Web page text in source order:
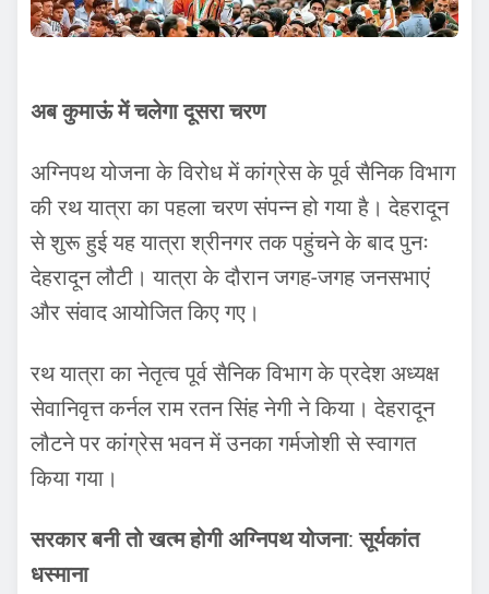
अब कुमाऊं में चलेगा दूसरा चरण
अग्निपथ योजना के विरोध में कांग्रेस के पूर्व सैनिक विभाग
की रथ यात्रा का पहला चरण संपन्न हो गया है। देहरादून
से शुरू हुई यह यात्रा श्रीनगर तक पहुंचने के बाद पुनः
देहरादून लौटी। यात्रा के दौरान जगह-जगह जनसभाएं
और संवाद आयोजित किए गए।
रथ यात्रा का नेतृत्व पूर्व सैनिक विभाग के प्रदेश अध्यक्ष
सेवानिवृत्त कर्नल राम रतन सिंह नेगी ने किया। देहरादून
लौटने पर कांग्रेस भवन में उनका गर्मजोशी से स्वागत
किया गया।
सरकार बनी तो खत्म होगी अग्निपथ योजना:सूर्यकांत
धस्माना